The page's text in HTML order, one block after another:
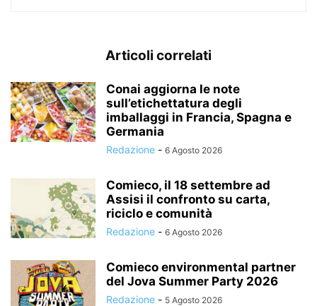
Articoli correlati
Conai aggiorna le note
sull’etichettatura degli
imballaggi in Francia, Spagna e
Germania
Redazione - 6 Agosto 2026
Comieco, il 18 settembre ad
Assisi il confronto su carta,
riciclo e comunità
Redazione - 6 Agosto 2026
Comieco environmental partner
del Jova Summer Party 2026
Redazione - 5 Agosto 2026